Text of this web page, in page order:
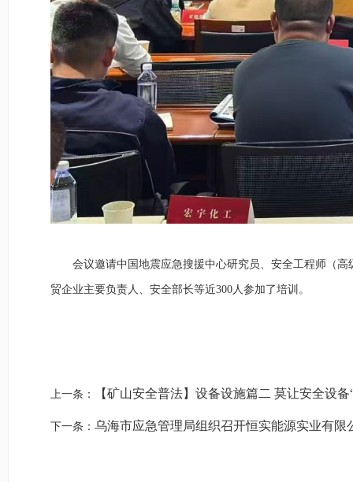
会议邀请中国地震应急搜援中心研究员、安全工程师（
贸企业主要负责人、安全部长等近300人参加了培训。
上一条： 【矿山安全普法】设备设施篇二 莫让安全设
下一条： 乌海市应急管理局组织召开恒实能源实业有限